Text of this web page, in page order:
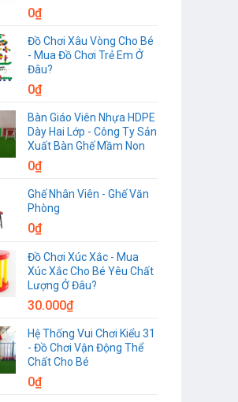
0₫
Đồ Chơi Xâu Vòng Cho Bé
- Mua Đồ Chơi Trẻ Em Ở
Đâu?
0₫
Bàn Giáo Viên Nhựa HDPE
Dày Hai Lớp - Công Ty Sản
Xuất Bàn Ghế Mầm Non
0₫
Ghế Nhân Viên - Ghế Văn
Phòng
0₫
Đồ Chơi Xúc Xắc - Mua
Xúc Xắc Cho Bé Yêu Chất
Lượng Ở Đâu?
30.000₫
Hệ Thống Vui Chơi Kiểu 31
- Đồ Chơi Vận Động Thể
Chất Cho Bé
0₫